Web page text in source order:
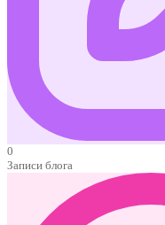
0
Записи блога